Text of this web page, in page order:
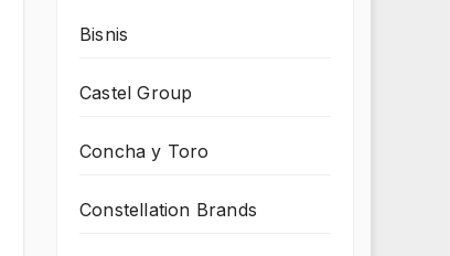
Bisnis
Castel Group
Concha y Toro
Constellation Brands